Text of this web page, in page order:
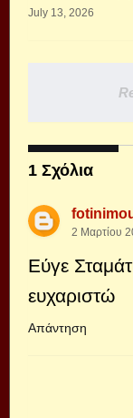
July 13, 2026
1 Σχόλια
2 Μαρτίου
Εύγε
ευχαριστώ
Απάντηση